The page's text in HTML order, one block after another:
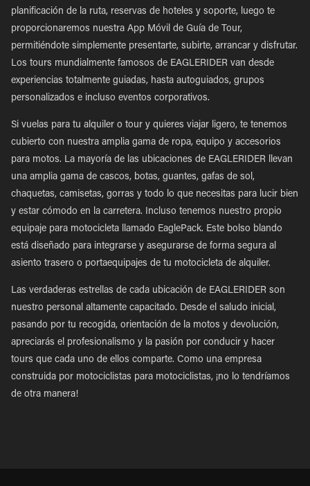
planificación de la ruta, reservas de hoteles y soporte, luego te
proporcionaremos nuestra App Móvil de Guía de Tour,
permitiéndote simplemente presentarte, subirte, arrancar y disfrutar.
Los tours mundialmente famosos de EAGLERIDER van desde
experiencias totalmente guiadas, hasta autoguiados, grupos
personalizados e incluso eventos corporativos.
Si vuelas para tu alquiler o tour y quieres viajar ligero, te tenemos
cubierto con nuestra amplia gama de ropa, equipo y accesorios
para motos. La mayoría de las ubicaciones de EAGLERIDER llevan
una amplia gama de cascos, botas, guantes, gafas de sol,
chaquetas, camisetas, gorras y todo lo que necesitas para lucir bien
y estar cómodo en la carretera. Incluso tenemos nuestro propio
equipaje para motocicleta llamado EaglePack. Este bolso blando
está diseñado para integrarse y asegurarse de forma segura al
asiento trasero o portaequipajes de tu motocicleta de alquiler.
Las verdaderas estrellas de cada ubicación de EAGLERIDER son
nuestro personal altamente capacitado. Desde el saludo inicial,
pasando por tu recogida, orientación de la motos y devolución,
apreciarás el profesionalismo y la pasión por conducir y hacer
tours que cada uno de ellos comparte. Como una empresa
construida por motociclistas para motociclistas, ¡no lo tendríamos
de otra manera!